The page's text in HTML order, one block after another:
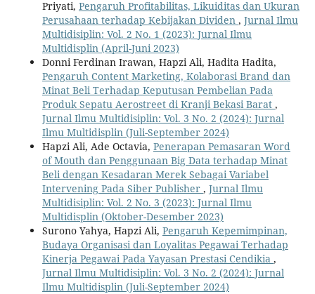
Priyati, Pengaruh Profitabilitas, Likuiditas dan Ukuran
Perusahaan terhadap Kebijakan Dividen , Jurnal Ilmu
Multidisiplin: Vol. 2 No. 1 (2023): Jurnal Ilmu
Multidisplin (April-Juni 2023)
Donni Ferdinan Irawan, Hapzi Ali, Hadita Hadita,
Pengaruh Content Marketing, Kolaborasi Brand dan
Minat Beli Terhadap Keputusan Pembelian Pada
Produk Sepatu Aerostreet di Kranji Bekasi Barat ,
Jurnal Ilmu Multidisiplin: Vol. 3 No. 2 (2024): Jurnal
Ilmu Multidisplin (Juli-September 2024)
Hapzi Ali, Ade Octavia, Penerapan Pemasaran Word
of Mouth dan Penggunaan Big Data terhadap Minat
Beli dengan Kesadaran Merek Sebagai Variabel
Intervening Pada Siber Publisher , Jurnal Ilmu
Multidisiplin: Vol. 2 No. 3 (2023): Jurnal Ilmu
Multidisplin (Oktober-Desember 2023)
Surono Yahya, Hapzi Ali, Pengaruh Kepemimpinan,
Budaya Organisasi dan Loyalitas Pegawai Terhadap
Kinerja Pegawai Pada Yayasan Prestasi Cendikia ,
Jurnal Ilmu Multidisiplin: Vol. 3 No. 2 (2024): Jurnal
Ilmu Multidisplin (Juli-September 2024)